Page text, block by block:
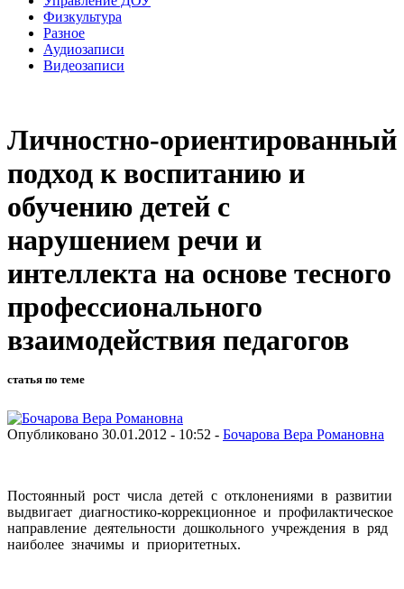
Физкультура
Разное
Аудиозаписи
Видеозаписи
Личностно-ориентированный
подход к воспитанию и
обучению детей с
нарушением речи и
интеллекта на основе тесного
профессионального
взаимодействия педагогов
статья по теме
Опубликовано 30.01.2012 - 10:52 - Бочарова Вера Романовна
Постоянный рост числа детей с отклонениями в развитии
выдвигает диагностико-коррекционное и профилактическое
направление деятельности дошкольного учреждения в ряд
наиболее значимы и приоритетных.